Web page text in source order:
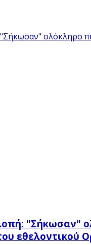
"Σήκωσαν"
εθελοντικού